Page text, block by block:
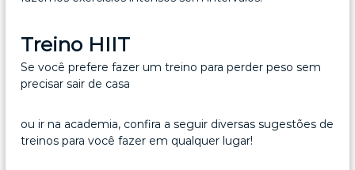
Treino HIIT
Se você prefere fazer um treino para perder peso sem
precisar sair de casa
ou ir na academia, confira a seguir diversas sugestões de
treinos para você fazer em qualquer lugar!